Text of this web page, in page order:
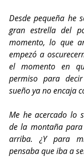
Desde pequeña he
gran estrella del
momento, lo que
empezó a
el momento en
permiso para
sueño ya no encaja
Me he acercado lo
de la montaña
arriba. ¿Y para
pensaba que iba a